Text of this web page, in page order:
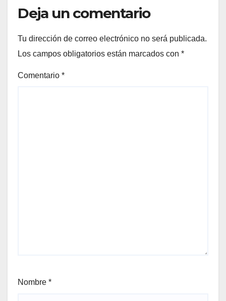
Deja un comentario
Tu dirección de correo electrónico no será publicada.
Los campos obligatorios están marcados con *
Comentario *
Nombre *